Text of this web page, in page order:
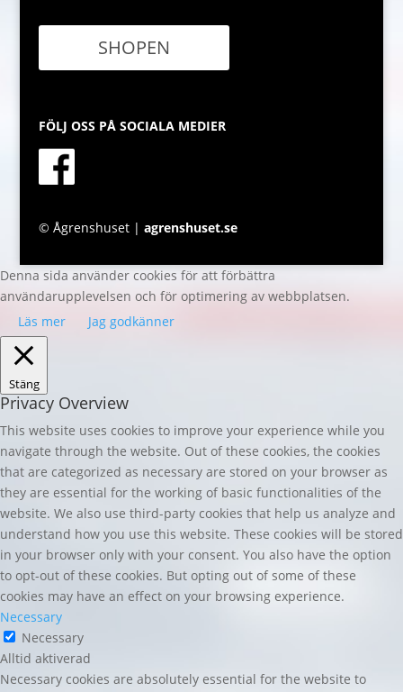
SHOPEN
FÖLJ OSS PÅ SOCIALA MEDIER
© Ågrenshuset | agrenshuset.se
Denna sida använder cookies för att förbättra
användarupplevelsen och för optimering av webbplatsen.
Läs mer
Jag godkänner
Stäng
Privacy Overview
This website uses cookies to improve your experience while you
navigate through the website. Out of these cookies, the cookies
that are categorized as necessary are stored on your browser as
they are essential for the working of basic functionalities of the
website. We also use third-party cookies that help us analyze and
understand how you use this website. These cookies will be stored
in your browser only with your consent. You also have the option
to opt-out of these cookies. But opting out of some of these
cookies may have an effect on your browsing experience.
Necessary
Necessary
Alltid aktiverad
Necessary cookies are absolutely essential for the website to